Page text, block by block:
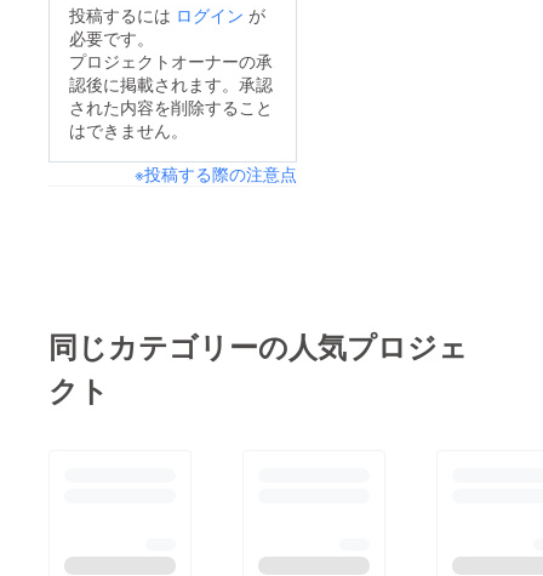
投稿するには ログイン が
必要です。
プロジェクトオーナーの承
認後に掲載されます。承認
された内容を削除すること
はできません。
※投稿する際の注意点
同じカテゴリーの人気プロジェ
クト